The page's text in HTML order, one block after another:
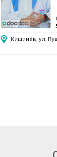
Кишинёв, ул.